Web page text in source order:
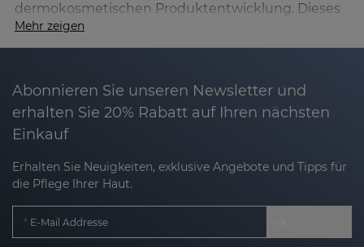
dermokosmetischen Produktentwicklung. Dieses
Know-how übertragen wir nun auch auf die
Zahngesundheit: Durch unsere innovative
verkapselt, sodass sie kontrolliert und in die Tiefe
freigesetzt werden – genau dort, wo Sie den
größten Nutzen benötigen.
Vorteile der Sesderma-Zahnpflege:
Wirksame Vorbeugung gegen Karies und
Plaque:Unsere Produkte bekämpfen die
Mehr zeigen
Abonnieren Sie unseren Newsletter und
erhalten Sie 20% Rabatt auf Ihren nächsten
Einkauf
Erhalten Sie Neuigkeiten, exklusive Angebote und Tipps für
die Pflege Ihrer Haut.
E-Mail Addresse